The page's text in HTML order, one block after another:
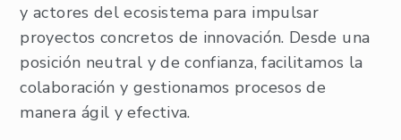
y actores del ecosistema para impulsar
proyectos concretos de innovación. Desde una
posición neutral y de confianza, facilitamos la
colaboración y gestionamos procesos de
manera ágil y efectiva.